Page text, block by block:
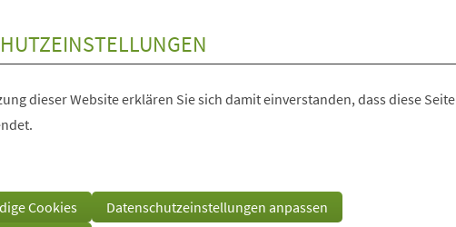
dieser Website erklären Sie sich damit einverstanden, dass diese Seite
Cookies
Datenschutzeinstellungen anpassen